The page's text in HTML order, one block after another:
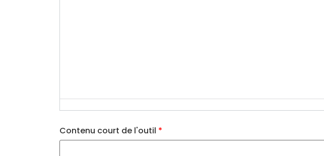
Contenu court de l'outil *